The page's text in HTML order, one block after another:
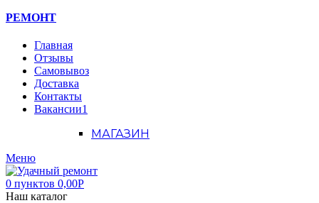
РЕМОНТ
Главная
Отзывы
Самовывоз
Доставка
Контакты
Вакансии1
МАГАЗИН
Меню
0 пунктов 0,00Р
Наш каталог